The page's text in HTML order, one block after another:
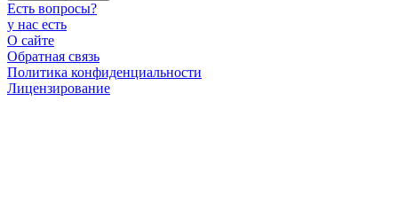
Есть вопросы?
у нас есть
О сайте
Обратная связь
Политика конфиденциальности
Лицензирование